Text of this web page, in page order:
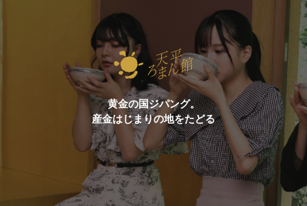
黄金の国ジパング。
産金はじまりの地をたどる